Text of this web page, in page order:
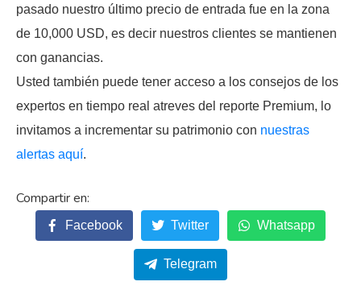
pasado nuestro último precio de entrada fue en la zona
de 10,000 USD, es decir nuestros clientes se mantienen
con ganancias.
Usted también puede tener acceso a los consejos de los
expertos en tiempo real atreves del reporte Premium, lo
invitamos a incrementar su patrimonio con nuestras
alertas aquí.
Facebook Twitter Whatsapp
Telegram